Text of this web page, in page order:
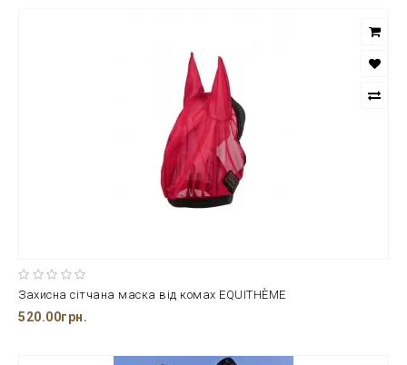
Захисна сітчана маска від комах EQUITHÈME
520.00грн.